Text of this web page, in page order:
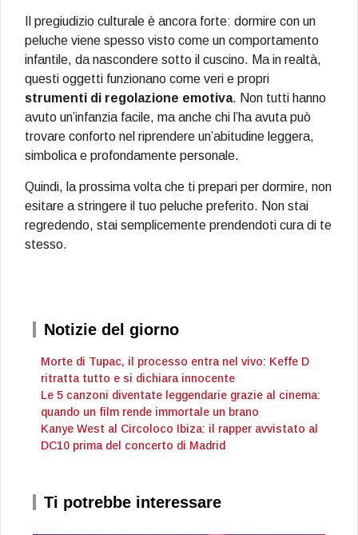
Il pregiudizio culturale è ancora forte: dormire con un
peluche viene spesso visto come un comportamento
infantile, da nascondere sotto il cuscino. Ma in realtà,
questi oggetti funzionano come veri e propri
strumenti di regolazione emotiva. Non tutti hanno
avuto un’infanzia facile, ma anche chi l’ha avuta può
trovare conforto nel riprendere un’abitudine leggera,
simbolica e profondamente personale.
Quindi, la prossima volta che ti prepari per dormire, non
esitare a stringere il tuo peluche preferito. Non stai
regredendo, stai semplicemente prendendoti cura di te
stesso.
Notizie del giorno
Morte di Tupac, il processo entra nel vivo: Keffe D
ritratta tutto e si dichiara innocente
Le 5 canzoni diventate leggendarie grazie al cinema:
quando un film rende immortale un brano
Kanye West al Circoloco Ibiza: il rapper avvistato al
DC10 prima del concerto di Madrid
Ti potrebbe interessare